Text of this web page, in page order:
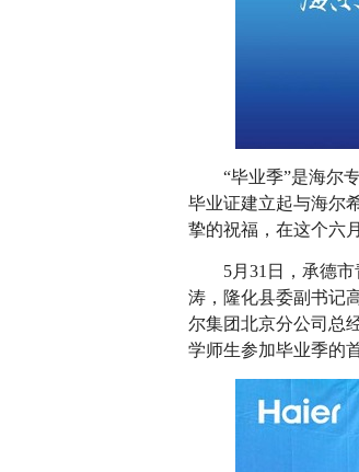
“毕业季”是海尔专
毕业证建立起与海尔
挚的祝福，在这个六
5月31日，承德市
涛，隆化县委副书记
尔集团北京分公司总
学师生参加毕业季的